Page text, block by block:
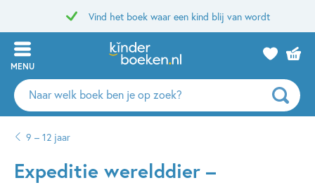
Vind het boek waar een kind blij van wordt
MENU
Zoeken
naar
auteurs
uitgevers
9 – 12 jaar
Expeditie werelddier –